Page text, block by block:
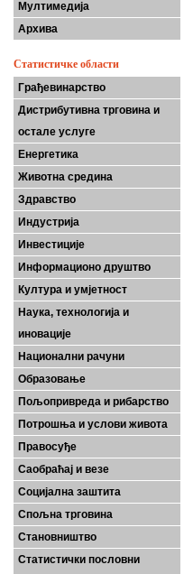
Мултимедија
Архива
Статистичке области
Грађевинарство
Дистрибутивна трговина и
остале услуге
Енергетика
Животна средина
Здравство
Индустрија
Инвестиције
Информационо друштво
Култура и умјетност
Наука, технологија и
иновације
Национални рачуни
Образовање
Пољопривреда и рибарство
Потрошња и услови живота
Правосуђе
Саобраћај и везе
Социјална заштита
Спољна трговина
Становништво
Статистички пословни